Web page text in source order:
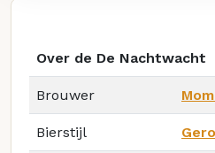
Over de De Nachtwacht
Brouwer
Bierstijl